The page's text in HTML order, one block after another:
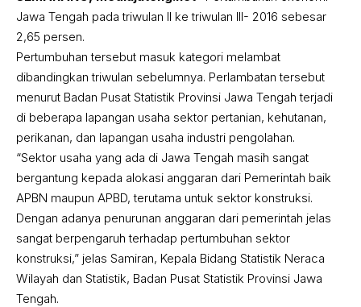
Jawa Tengah pada triwulan II ke triwulan III- 2016 sebesar
2,65 persen.
Pertumbuhan tersebut masuk kategori melambat
dibandingkan triwulan sebelumnya. Perlambatan tersebut
menurut Badan Pusat Statistik Provinsi Jawa Tengah terjadi
di beberapa lapangan usaha sektor pertanian, kehutanan,
perikanan, dan lapangan usaha industri pengolahan.
“Sektor usaha yang ada di Jawa Tengah masih sangat
bergantung kepada alokasi anggaran dari Pemerintah baik
APBN maupun APBD, terutama untuk sektor konstruksi.
Dengan adanya penurunan anggaran dari pemerintah jelas
sangat berpengaruh terhadap pertumbuhan sektor
konstruksi,” jelas Samiran, Kepala Bidang Statistik Neraca
Wilayah dan Statistik, Badan Pusat Statistik Provinsi Jawa
Tengah.